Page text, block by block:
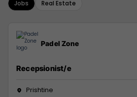
Jobs Real Estate
Padel Zone
Recepsionist/e
Prishtine